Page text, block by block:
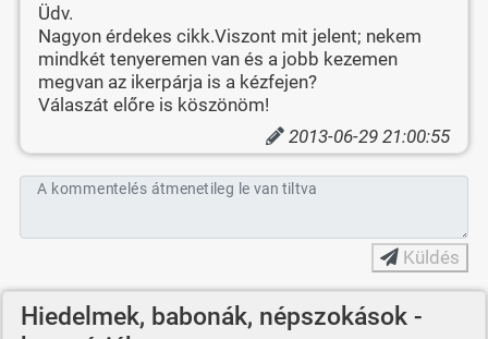
Üdv.
Nagyon érdekes cikk.Viszont mit jelent; nekem
mindkét tenyeremen van és a jobb kezemen
megvan az ikerpárja is a kézfejen?
Válaszát előre is köszönöm!
2013-06-29 21:00:55
A kommentelés átmenetileg le van tiltva
Küldés
Hiedelmek, babonák, népszokások -